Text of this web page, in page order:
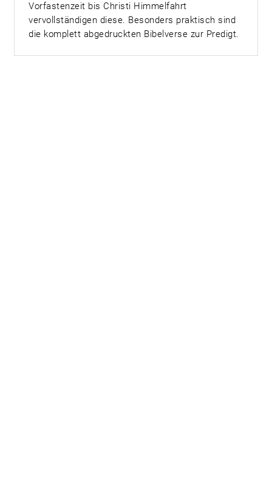
Vorfastenzeit bis Christi Himmelfahrt
vervollständigen diese. Besonders praktisch sind
die komplett abgedruckten Bibelverse zur Predigt.